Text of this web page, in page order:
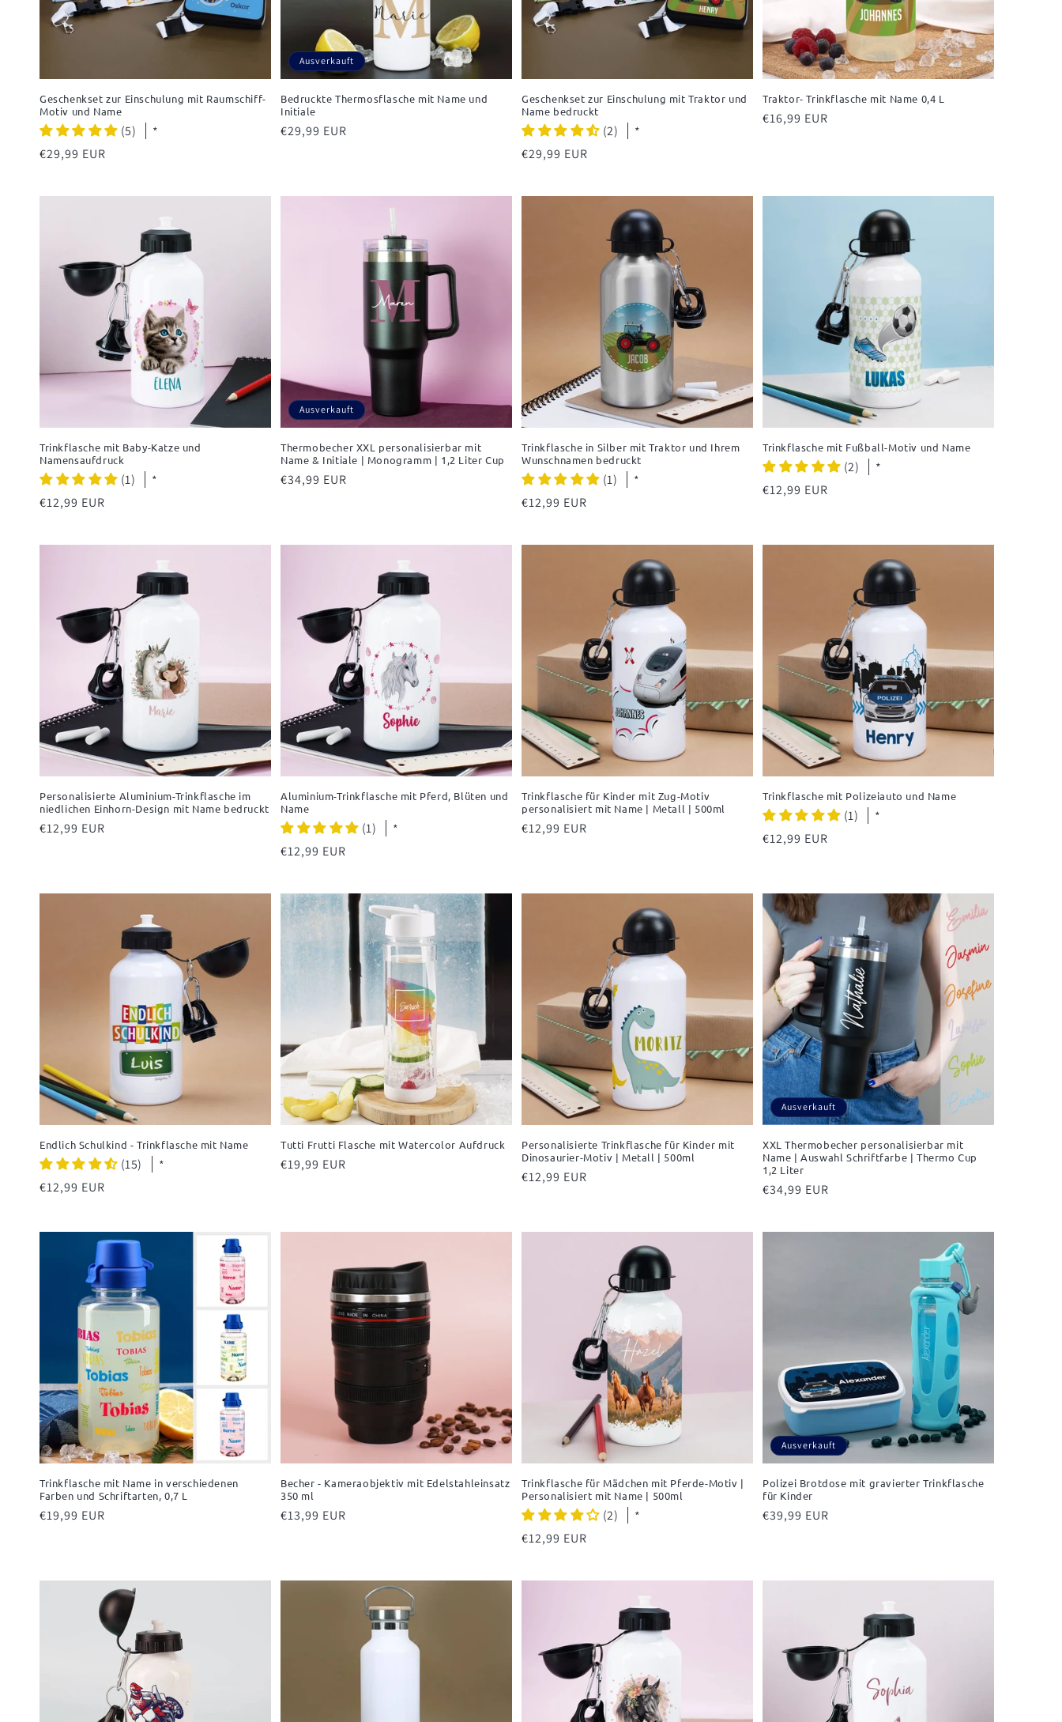
Geschenkset zur Einschulung mit Raumschiff-
Motiv und Name
(5)
*
Normaler
€29,99 EUR
Ausverkauft
Bedruckte Thermosflasche mit Name und
Initiale
Normaler
€29,99 EUR
Geschenkset zur Einschulung mit Traktor und
Name bedruckt
(2)
*
Normaler
€29,99 EUR
Traktor- Trinkflasche mit Name 0,4 L
Normaler
€16,99 EUR
Trinkflasche mit Baby-Katze und
Namensaufdruck
(1)
*
Normaler
€12,99 EUR
Ausverkauft
Thermobecher XXL personalisierbar mit
Name & Initiale | Monogramm | 1,2 Liter Cup
Normaler
€34,99 EUR
Trinkflasche in Silber mit Traktor und Ihrem
Wunschnamen bedruckt
(1)
*
Normaler
€12,99 EUR
Trinkflasche mit Fußball-Motiv und Name
(2)
*
Normaler
€12,99 EUR
Personalisierte Aluminium-Trinkflasche im
niedlichen Einhorn-Design mit Name bedruckt
Normaler
€12,99 EUR
Aluminium-Trinkflasche mit Pferd, Blüten und
Name
(1)
*
Normaler
€12,99 EUR
Trinkflasche für Kinder mit Zug-Motiv
personalisiert mit Name | Metall | 500ml
Normaler
€12,99 EUR
Trinkflasche mit Polizeiauto und Name
(1)
*
Normaler
€12,99 EUR
Endlich Schulkind - Trinkflasche mit Name
(15)
*
Normaler
€12,99 EUR
Tutti Frutti Flasche mit Watercolor Aufdruck
Normaler
€19,99 EUR
Personalisierte Trinkflasche für Kinder mit
Dinosaurier-Motiv | Metall | 500ml
Normaler
€12,99 EUR
Ausverkauft
XXL Thermobecher personalisierbar mit
Name | Auswahl Schriftfarbe | Thermo Cup
1,2 Liter
Normaler
€34,99 EUR
Trinkflasche mit Name in verschiedenen
Farben und Schriftarten, 0,7 L
Normaler
€19,99 EUR
Becher - Kameraobjektiv mit Edelstahleinsatz
350 ml
Normaler
€13,99 EUR
Trinkflasche für Mädchen mit Pferde-Motiv |
Personalisiert mit Name | 500ml
(2)
*
Normaler
€12,99 EUR
Ausverkauft
Polizei Brotdose mit gravierter Trinkflasche
für Kinder
Normaler
€39,99 EUR